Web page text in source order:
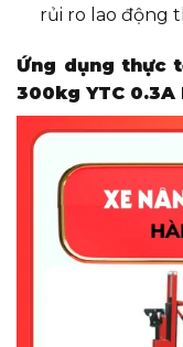
rủi ro lao động
Ứng dụng thực
300kg YTC 0.3A